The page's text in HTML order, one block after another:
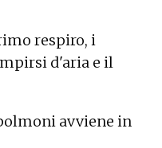
respiro, i
d'aria e il
avviene in